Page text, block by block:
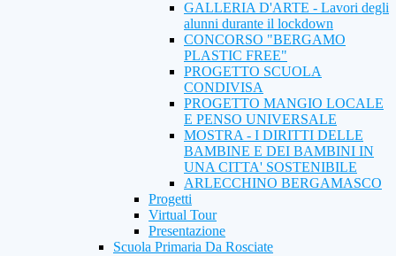
GALLERIA D'ARTE - Lavori degli
alunni durante il lockdown
CONCORSO "BERGAMO
PLASTIC FREE"
PROGETTO SCUOLA
CONDIVISA
PROGETTO MANGIO LOCALE
E PENSO UNIVERSALE
MOSTRA - I DIRITTI DELLE
BAMBINE E DEI BAMBINI IN
UNA CITTA' SOSTENIBILE
ARLECCHINO BERGAMASCO
Progetti
Virtual Tour
Presentazione
Scuola Primaria Da Rosciate